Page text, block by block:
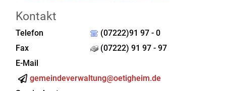
Kontakt
Telefon
(07222)91 97 - 0
Fax
(07222) 91 97 - 97
E-Mail
gemeindeverwaltung@oetigheim.de